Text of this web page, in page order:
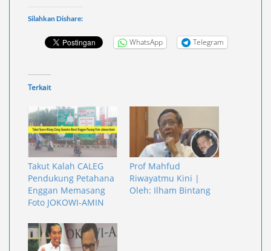
Silahkan Dishare:
WhatsApp Telegram
Terkait
Takut Kalah CALEG
Pendukung Petahana
Enggan Memasang
Foto JOKOWI-AMIN
Prof Mahfud
Riwayatmu Kini |
Oleh: Ilham Bintang